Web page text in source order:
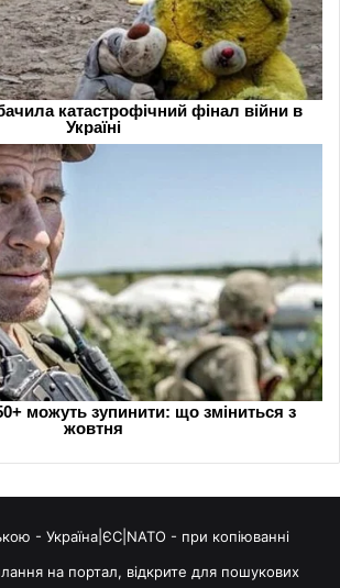
- Україна|ЄС|NATO - при копіюванні
на портал, відкрите для пошукових